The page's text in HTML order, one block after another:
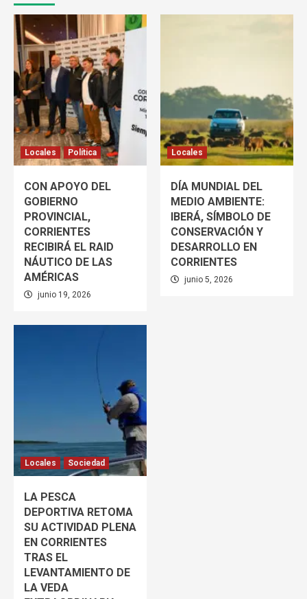
Locales Política
CON APOYO DEL
GOBIERNO
PROVINCIAL,
CORRIENTES
RECIBIRÁ EL RAID
NÁUTICO DE LAS
AMÉRICAS
junio 19, 2026
Locales
DÍA MUNDIAL DEL
MEDIO AMBIENTE:
IBERÁ, SÍMBOLO DE
CONSERVACIÓN Y
DESARROLLO EN
CORRIENTES
junio 5, 2026
Locales Sociedad
LA PESCA
DEPORTIVA RETOMA
SU ACTIVIDAD PLENA
EN CORRIENTES
TRAS EL
LEVANTAMIENTO DE
LA VEDA